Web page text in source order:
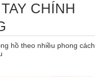
CHÍNH
hồ theo nhiều phong cách